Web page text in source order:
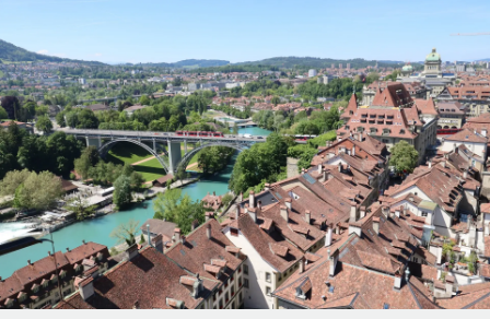
PEO
Sous-traitez les opérations complexes liées à l’emploi
INFRASTRUCTURE
Intégration Remote
Intégrez vos RH aux flux de travail en toute simplicité
Plateforme
Des fonctions RH clés intégrées pour votre équipe
CROISSANCE
Start-ups
Des solutions agiles et internationales pour les RH et la
paie des entreprises en pleine croissance
Entreprises intermédiaires
Développez vos équipes avec des solutions RH sur
mesure
Calculateur de paiement des freelances
Découvrez les devises disponibles et les vitesses de
paiement pour vos freelances internationaux
APPRENDRE AVEC REMOTE
Recherche et guides
Études de cas
Nederlands
Français
Deutsch
Español
Italiano
Português (Portugal)